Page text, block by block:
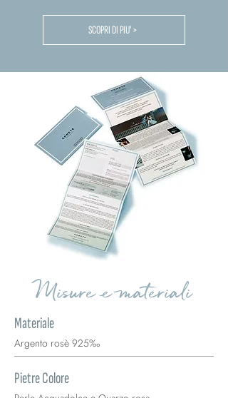
SCOPRI DI PIU' >
Misure e materiali
Materiale
Argento rosè 925‰
Pietre Colore